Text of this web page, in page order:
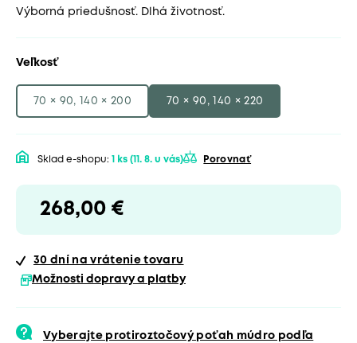
Výborná priedušnosť. Dlhá životnosť.
Veľkosť
70 × 90, 140 × 200 70 × 90, 140 × 220
Sklad e-shopu: 1 ks (11. 8. u vás) Porovnať
268,00 €
30 dní na vrátenie tovaru
Možnosti dopravy a platby
Vyberajte protiroztočový poťah múdro podľa